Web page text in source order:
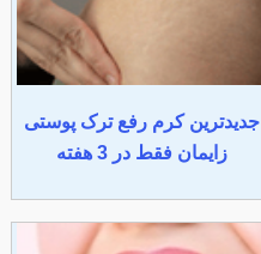
جدیدترین کرم رفع ترک پوستی
زایمان فقط در 3 هفته